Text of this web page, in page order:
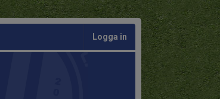
Logga in